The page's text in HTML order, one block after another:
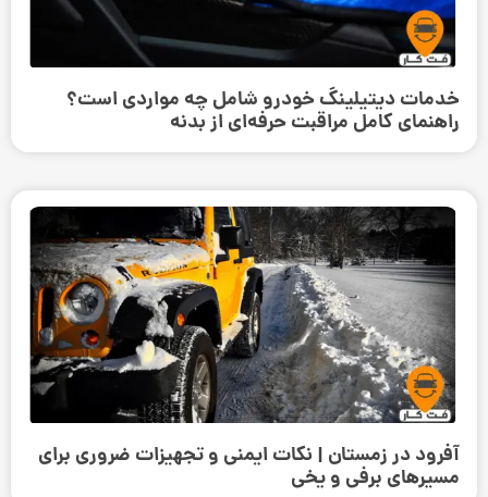
خدمات دیتیلینگ خودرو شامل چه مواردی است؟
راهنمای کامل مراقبت حرفه‌ای از بدنه
آفرود در زمستان | نکات ایمنی و تجهیزات ضروری برای
مسیرهای برفی و یخی